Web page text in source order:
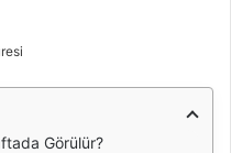
Görülür?